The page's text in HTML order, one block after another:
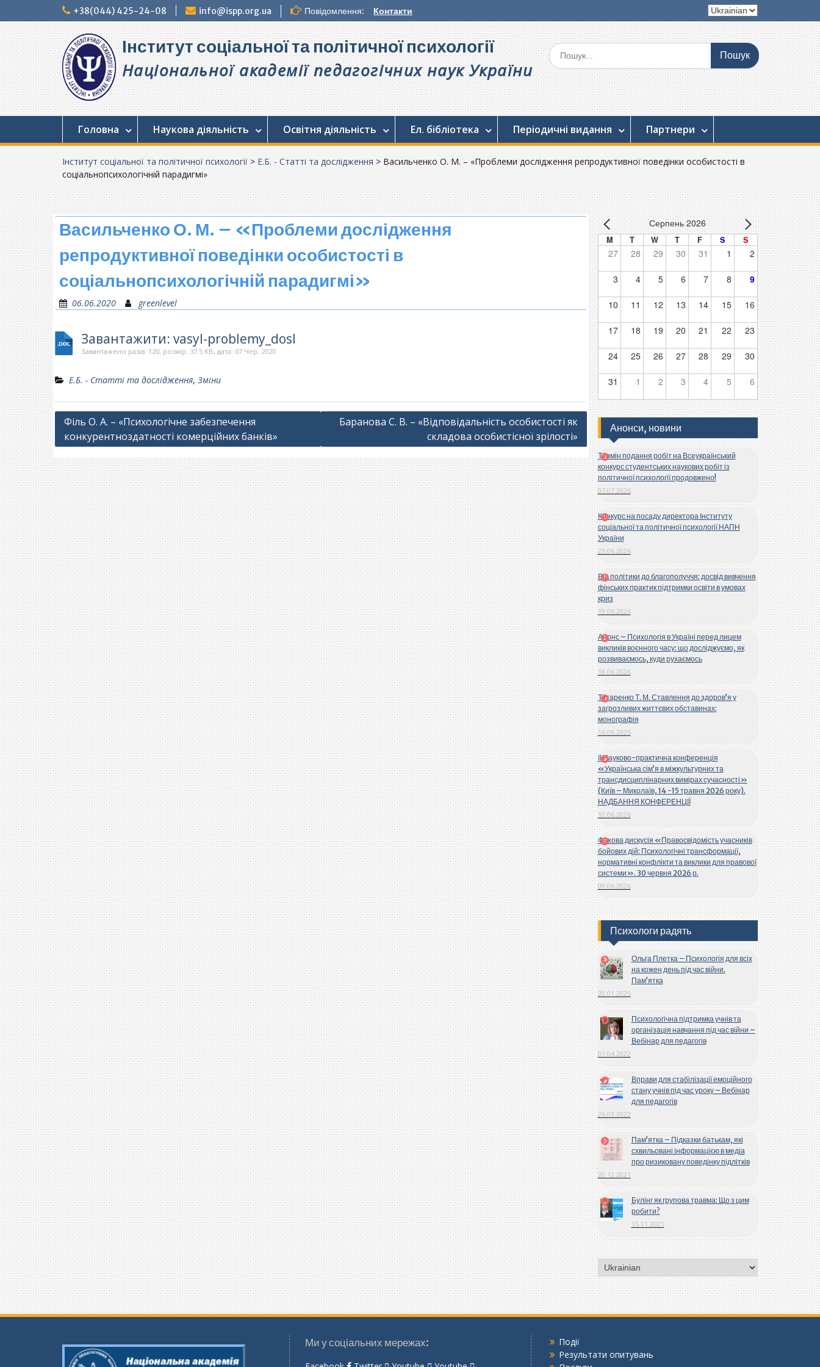
до
+38(044) 425-24-08 info@ispp.org.ua Повідомлення: Контакти
Вибрати
мову
Інститут соціальної та політичної психології
Національної академії педагогічних наук України
Шукати:
Головна Наукова діяльність Освітня діяльність Ел. бібліотека Періодичні видання Партнери
Інститут соціальної та політичної психології > Е.Б. - Статті та дослідження > Васильченко О. М. – «Проблеми дослідження репродуктивної поведінки особистості в
соціальнопсихологічній парадигмі»
Васильченко О. М. – «Проблеми дослідження
репродуктивної поведінки особистості в
соціальнопсихологічній парадигмі»
06.06.2020 greenlevel
Завантажити: vasyl-problemy_dosl
Завантажено разів: 120, розмір: 37.5 KB, дата: 07 Чер. 2020
Е.Б. - Статті та дослідження, Зміни
Навігація
записів
Філь О. А. – «Психологічне забезпечення
конкурентноздатності комерційних банків»
Баранова С. В. – «Відповідальність особистості як
складова особистісної зрілості»
Серпень 2026
M T W T F S S
27 28 29 30 31 1 2
3 4 5 6 7 8 9
10 11 12 13 14 15 16
17 18 19 20 21 22 23
24 25 26 27 28 29 30
31 1 2 3 4 5 6
Анонси, новини
Термін подання робіт на Всеукраїнський
конкурс студентських наукових робіт із
політичної психології продовжено!
07.07.2026
Конкурс на посаду директора Інституту
соціальної та політичної психології НАПН
України
23.06.2026
Від політики до благополуччя: досвід вивчення
фінських практик підтримки освіти в умовах
криз
19.06.2026
Анонс – Психологія в Україні перед лицем
викликів воєнного часу: що досліджуємо, як
розвиваємось, куди рухаємось
18.06.2026
Титаренко Т. М. Ставлення до здоров’я у
загрозливих життєвих обставинах:
монографія
16.06.2026
ІІ Науково-практична конференція
«Українська сім’я в міжкультурних та
трансдисциплінарних вимірах сучасності»
(Київ – Миколаїв, 14 -15 травня 2026 року).
НАДБАННЯ КОНФЕРЕНЦІЇ
10.06.2026
Фахова дискусія «Правосвідомість учасників
бойових дій: Психологічні трансформації,
нормативні конфлікти та виклики для правової
системи». 30 червня 2026 р.
09.06.2026
Психологи радять
Ольга Плетка – Психологія для всіх
на кожен день під час війни.
Пам’ятка
20.01.2025
Психологічна підтримка учнів та
організація навчання під час війни –
Вебінар для педагогів
01.04.2022
Вправи для стабілізації емоційного
стану учнів під час уроку – Вебінар
для педагогів
26.03.2022
Пам’ятка – Підказки батькам, які
схвильовані інформацією в медіа
про ризиковану поведінку підлітків
20.12.2021
Булінг як групова травма: Що з цим
робити?
15.11.2021
Вибрати
мову
Ми у соціальних мережах:
Події
Результати опитувань